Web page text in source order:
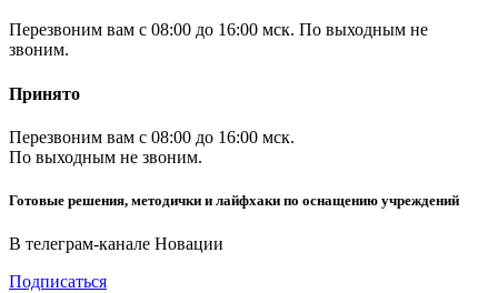
Перезвоним вам с 08:00 до 16:00 мск. По выходным не
звоним.
Принято
Перезвоним вам с 08:00 до 16:00 мск.
По выходным не звоним.
Готовые решения, методички и лайфхаки по оснащению учреждений
В телеграм-канале Новации
Подписаться